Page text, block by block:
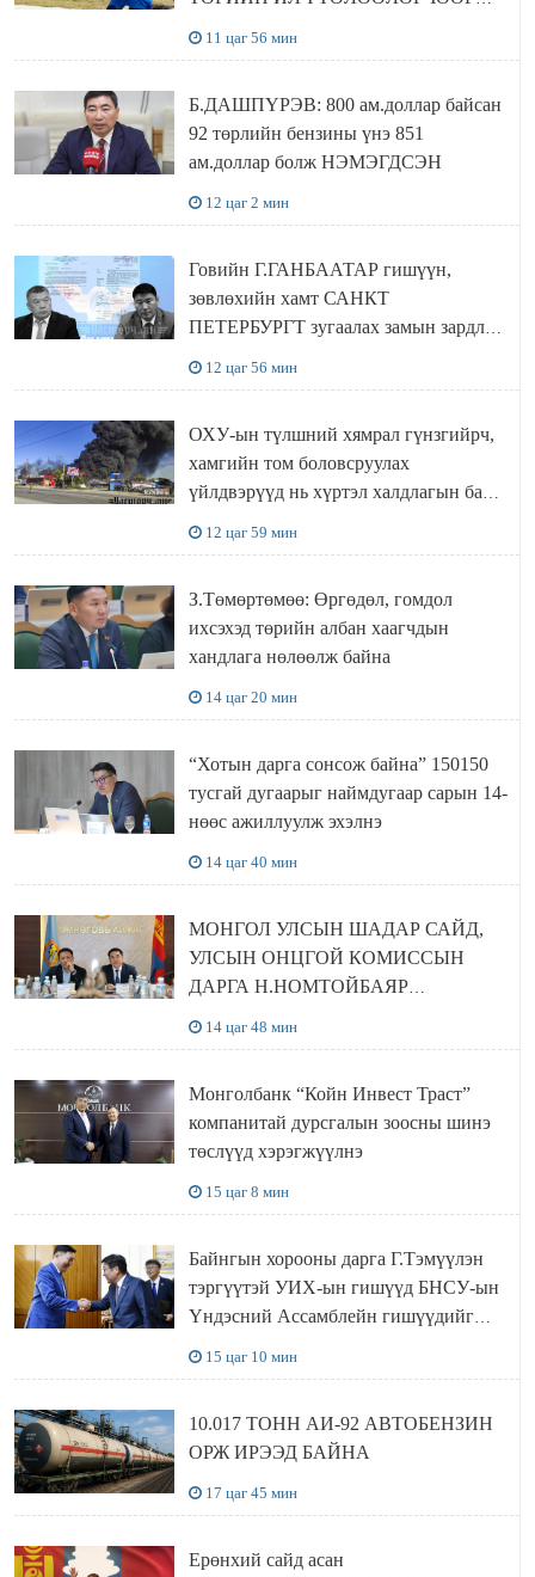
11 цаг 56 мин
Б.ДАШПҮРЭВ: 800 ам.доллар байсан
92 төрлийн бензины үнэ 851
ам.доллар болж НЭМЭГДСЭН
12 цаг 2 мин
Говийн Г.ГАНБААТАР гишүүн,
зөвлөхийн хамт САНКТ
ПЕТЕРБУРГТ зугаалах замын зардлаа
12 цаг 56 мин
ОХУ-ын түлшний хямрал гүнзгийрч,
хамгийн том боловсруулах
үйлдвэрүүд нь хүртэл халдлагын бай
12 цаг 59 мин
З.Төмөртөмөө: Өргөдөл, гомдол
ихсэхэд төрийн албан хаагчдын
хандлага нөлөөлж байна
14 цаг 20 мин
“Хотын дарга сонсож байна” 150150
тусгай дугаарыг наймдугаар сарын 14-
нөөс ажиллуулж эхэлнэ
14 цаг 40 мин
МОНГОЛ УЛСЫН ШАДАР САЙД,
УЛСЫН ОНЦГОЙ КОМИССЫН
ДАРГА Н.НОМТОЙБАЯР
14 цаг 48 мин
Монголбанк “Койн Инвест Траст”
компанитай дурсгалын зоосны шинэ
төслүүд хэрэгжүүлнэ
15 цаг 8 мин
Байнгын хорооны дарга Г.Тэмүүлэн
тэргүүтэй УИХ-ын гишүүд БНСУ-ын
Үндэсний Ассамблейн гишүүдийг
15 цаг 10 мин
10.017 ТОНН АИ-92 АВТОБЕНЗИН
ОРЖ ИРЭЭД БАЙНА
17 цаг 45 мин
Ерөнхий сайд асан